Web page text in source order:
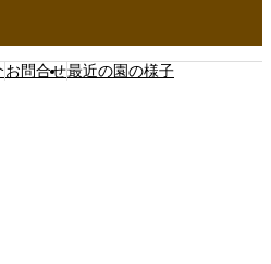
お問合せ最近の園の様子